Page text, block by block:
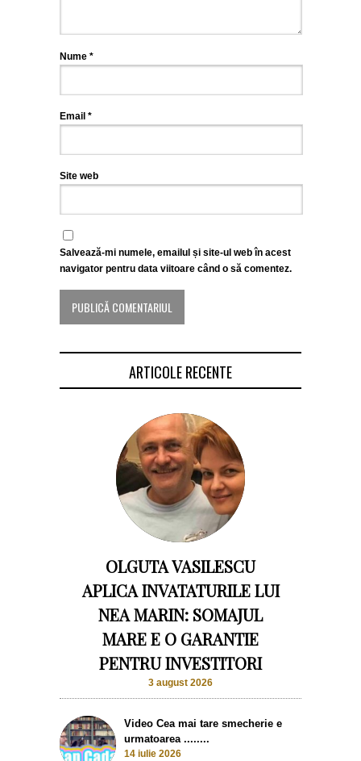
Nume *
Email *
Site web
Salvează-mi numele, emailul și site-ul web în acest
navigator pentru data viitoare când o să comentez.
ARTICOLE RECENTE
OLGUTA VASILESCU
APLICA INVATATURILE LUI
NEA MARIN: SOMAJUL
MARE E O GARANTIE
PENTRU INVESTITORI
3 august 2026
Video Cea mai tare smecherie e
urmatoarea ........
14 iulie 2026